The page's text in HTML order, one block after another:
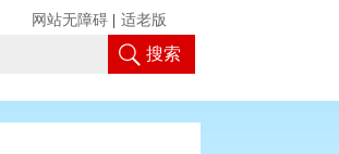
搜索
网站无障碍 适老版